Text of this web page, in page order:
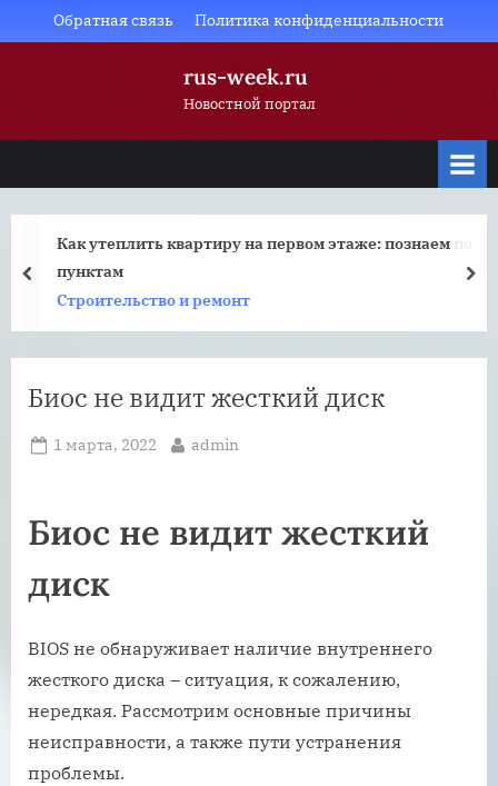
to
Обратная связь Политика конфиденциальности
rus-week.ru
Новостной портал
Как утеплить квартиру на первом этаже: познаем по
пунктам
Строительство и ремонт
prev
Биос не видит жесткий диск
Posted
1 марта, 2022 By
admin
Биос не видит жесткий
диск
BIOS не обнаруживает наличие внутреннего
жесткого диска – ситуация, к сожалению,
нередкая. Рассмотрим основные причины
неисправности, а также пути устранения
проблемы.